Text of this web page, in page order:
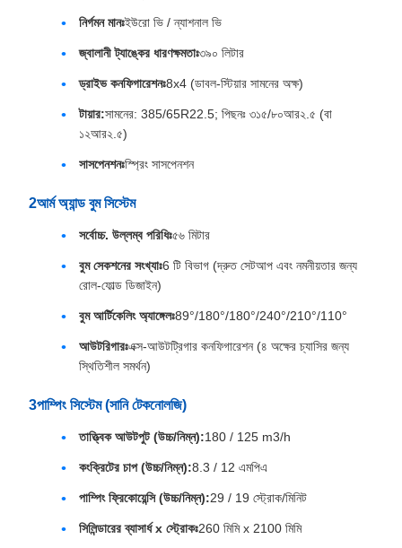
নির্গমন মানঃইউরো ভি / ন্যাশনাল ভি
জ্বালানী ট্যাঙ্কের ধারণক্ষমতাঃ৩৯০ লিটার
ড্রাইভ কনফিগারেশনঃ8x4 (ডাবল-স্টিয়ার সামনের অক্ষ)
টায়ার:সামনের: 385/65R22.5; পিছনঃ ৩১৫/৮০আর২.৫ (বা
১২আর২.৫)
সাসপেনশনঃস্প্রিং সাসপেনশন
2আর্ম অ্যান্ড বুম সিস্টেম
সর্বোচ্চ. উল্লম্ব পরিধিঃ৫৬ মিটার
বুম সেকশনের সংখ্যাঃ6 টি বিভাগ (দ্রুত সেটআপ এবং নমনীয়তার জন্য
রোল-ফোল্ড ডিজাইন)
বুম আর্টিকেলিং অ্যাঙ্গেলঃ89°/180°/180°/240°/210°/110°
আউটরিগারঃএক্স-আউটট্রিগার কনফিগারেশন (৪ অক্ষের চ্যাসির জন্য
স্থিতিশীল সমর্থন)
3পাম্পিং সিস্টেম (সানি টেকনোলজি)
তাত্ত্বিক আউটপুট (উচ্চ/নিম্ন):180 / 125 m3/h
কংক্রিটের চাপ (উচ্চ/নিম্ন):8.3 / 12 এমপিএ
পাম্পিং ফ্রিকোয়েন্সি (উচ্চ/নিম্ন):29 / 19 স্ট্রোক/মিনিট
সিলিন্ডারের ব্যাসার্ধ x স্ট্রোকঃ260 মিমি x 2100 মিমি